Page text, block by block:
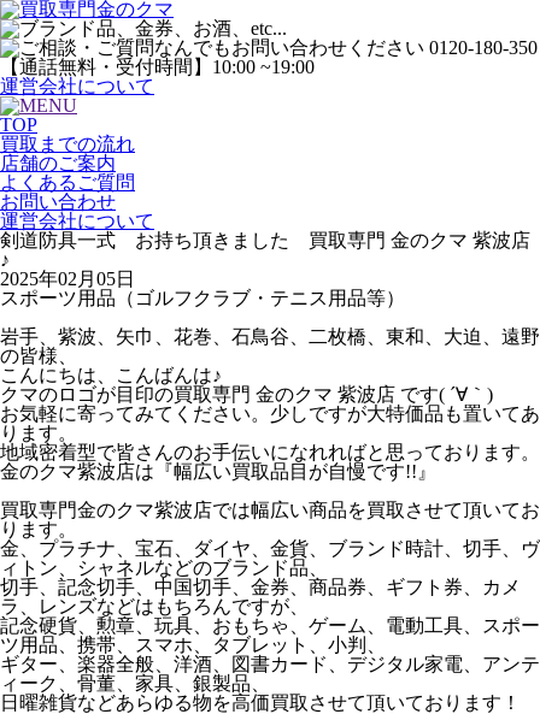
運営会社について
TOP
買取までの流れ
店舗のご案内
よくあるご質問
お問い合わせ
運営会社について
剣道防具一式 お持ち頂きました 買取専門 金のクマ 紫波店
♪
2025年02月05日
スポーツ用品（ゴルフクラブ・テニス用品等）
岩手、紫波、矢巾、花巻、石鳥谷、二枚橋、東和、大迫、遠野
の皆様、
こんにちは、こんばんは♪
クマのロゴが目印の買取専門 金のクマ 紫波店 です( ´∀｀)
お気軽に寄ってみてください。少しですが大特価品も置いてあ
ります。
地域密着型で皆さんのお手伝いになれればと思っております。
金のクマ紫波店は『幅広い買取品目が自慢です!!』
買取専門金のクマ紫波店では幅広い商品を買取させて頂いてお
ります。
金、プラチナ、宝石、ダイヤ、金貨、ブランド時計、切手、ヴ
ィトン、シャネルなどのブランド品、
切手、記念切手、中国切手、金券、商品券、ギフト券、カメ
ラ、レンズなどはもちろんですが、
記念硬貨、勲章、玩具、おもちゃ、ゲーム、電動工具、スポー
ツ用品、携帯、スマホ、タブレット、小判、
ギター、楽器全般、洋酒、図書カード、デジタル家電、アンテ
ィーク、骨董、家具、銀製品、
日曜雑貨などあらゆる物を高価買取させて頂いております！